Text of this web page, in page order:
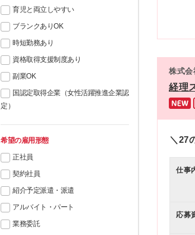
育児と両立しやすい
ブランクありOK
時短勤務あり
資格取得支援制度あり
副業OK
国認定取得企業（女性活躍推進企業認
定）
希望の雇用形態
正社員
契約社員
紹介予定派遣・派遣
アルバイト・パート
業務委託
株式会
経理
＼27
仕事
応募